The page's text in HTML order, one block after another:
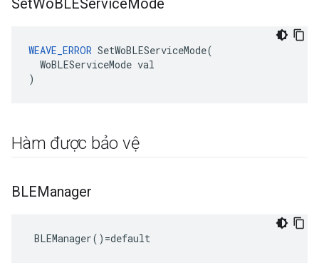
SetWoBLEServiceMode
WEAVE_ERROR SetWoBLEServiceMode(
  WoBLEServiceMode val
)
Hàm được bảo vệ
BLEManager
BLEManager()=default